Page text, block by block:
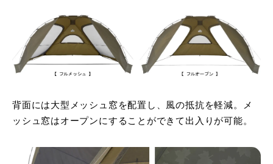
背面には大型メッシュ窓を配置し、風の抵抗を軽減。メ
ッシュ窓はオープンにすることができて出入りが可能。